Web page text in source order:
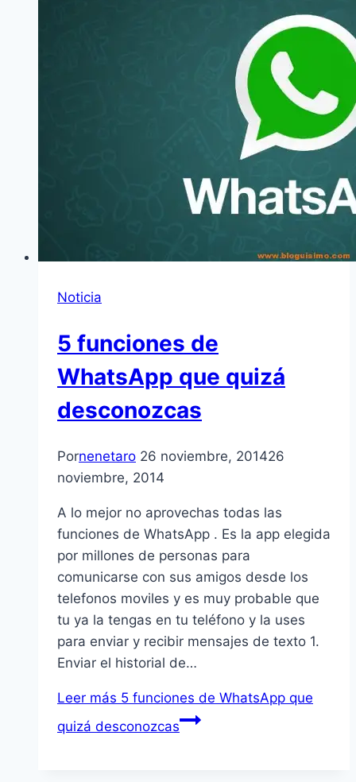
Noticia
5 funciones de
WhatsApp que quizá
desconozcas
Pornenetaro 26 noviembre, 201426
noviembre, 2014
A lo mejor no aprovechas todas las
funciones de WhatsApp . Es la app elegida
por millones de personas para
comunicarse con sus amigos desde los
telefonos moviles y es muy probable que
tu ya la tengas en tu teléfono y la uses
para enviar y recibir mensajes de texto 1.
Enviar el historial de…
Leer más 5 funciones de WhatsApp que
quizá desconozcas